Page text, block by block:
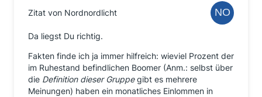
Zitat von Nordnordlicht
Da liegst Du richtig.
Fakten finde ich ja immer hilfreich: wieviel Prozent der
im Ruhestand befindlichen Boomer (Anm.: selbst über
die Definition dieser Gruppegibt es mehrere
Meinungen) haben ein monatliches Einlommen in